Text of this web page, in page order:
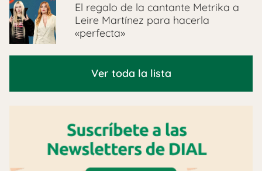
El regalo de la cantante Metrika a
Leire Martínez para hacerla
«perfecta»
Ver toda la lista